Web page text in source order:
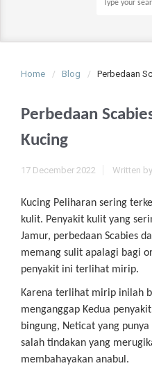
Home Blog Perbedaan
Perbedaan
Kucing
17 December 2022 Written by
Kucing Peliharan sering
kulit. Penyakit kulit yang
Jamur, perbedaan Scabies
memang sulit apalagi bagi
penyakit ini terlihat mirip.
Karena terlihat mirip inilah
menganggap Kedua
bingung, Neticat yang
salah tindakan yang
membahayakan anabul.